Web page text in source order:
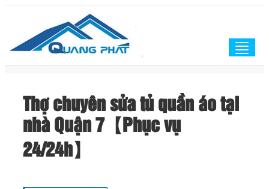
Thợ chuyên sửa tủ quần áo tại
nhà Quận 7【Phục vụ
24/24h】